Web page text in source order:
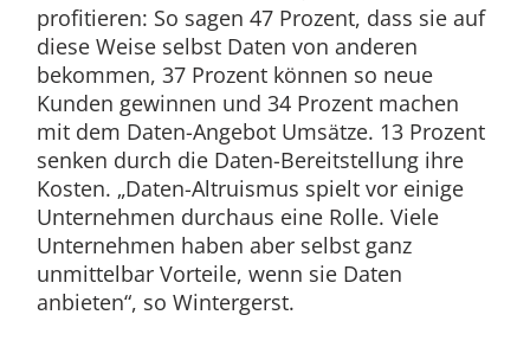
profitieren: So sagen 47 Prozent, dass sie auf
diese Weise selbst Daten von anderen
bekommen, 37 Prozent können so neue
Kunden gewinnen und 34 Prozent machen
mit dem Daten-Angebot Umsätze. 13 Prozent
senken durch die Daten-Bereitstellung ihre
Kosten. „Daten-Altruismus spielt vor einige
Unternehmen durchaus eine Rolle. Viele
Unternehmen haben aber selbst ganz
unmittelbar Vorteile, wenn sie Daten
anbieten“, so Wintergerst.